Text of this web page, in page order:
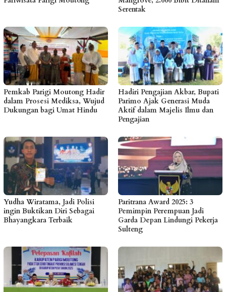
Serentak
Pemkab Parigi Moutong Hadir
dalam Prosesi Mediksa, Wujud
Dukungan bagi Umat Hindu
Hadiri Pengajian Akbar, Bupati
Parimo Ajak Generasi Muda
Aktif dalam Majelis Ilmu dan
Pengajian
Yudha Wiratama, Jadi Polisi
ingin Buktikan Diri Sebagai
Bhayangkara Terbaik
Paritrana Award 2025: 3
Pemimpin Perempuan Jadi
Garda Depan Lindungi Pekerja
Sulteng